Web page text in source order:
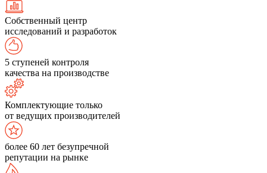
Собственный центр
исследований и разработок
5 ступеней контроля
качества на производстве
Комплектующие только
от ведущих производителей
более 60 лет безупречной
репутации на рынке